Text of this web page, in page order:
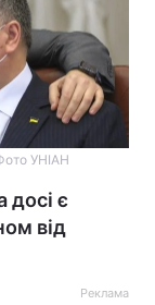
УНІАН
досі є
від
Реклама